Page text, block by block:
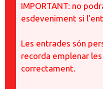
IMPORTANT: no
esdeveniment si
Les entrades són
recorda emplenar
correctament.